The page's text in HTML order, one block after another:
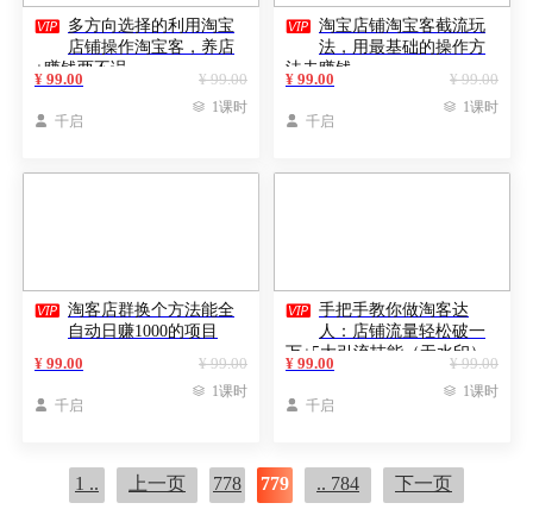
 多方向选择的利用淘宝
店铺操作淘宝客，养店
+赚钱两不误
¥ 99.00
¥ 99.00
 千启
 1课时
 淘宝店铺淘宝客截流玩
法，用最基础的操作方
法去赚钱
¥ 99.00
¥ 99.00
 千启
 1课时
 淘客店群换个方法能全
自动日赚1000的项目
¥ 99.00
¥ 99.00
 千启
 1课时
 手把手教你做淘客达
人：店铺流量轻松破一
万+5大引流技能（无水印）
¥ 99.00
¥ 99.00
 千启
 1课时
1 .. 上一页 778 779 .. 784 下一页